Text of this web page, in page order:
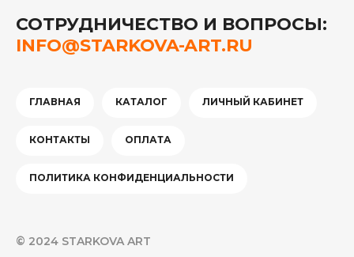
СОТРУДНИЧЕСТВО И ВОПРОСЫ:
INFO@STARKOVA-ART.RU
ГЛАВНАЯ КАТАЛОГ ЛИЧНЫЙ КАБИНЕТ
КОНТАКТЫ ОПЛАТА
ПОЛИТИКА КОНФИДЕНЦИАЛЬНОСТИ
© 2024 STARKOVA ART